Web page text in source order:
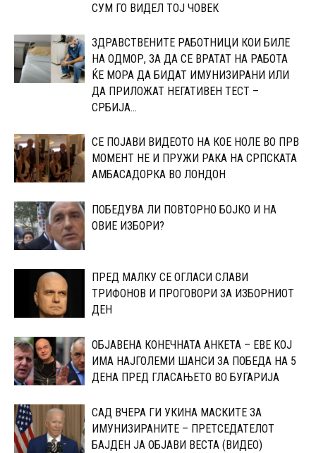
СУМ ГО ВИДЕЛ ТОЈ ЧОВЕК
ЗДРАВСТВЕНИТЕ РАБОТНИЦИ КОИ БИЛЕ
НА ОДМОР, ЗА ДА СЕ ВРАТАТ НА РАБОТА
ЌЕ МОРА ДА БИДАТ ИМУНИЗИРАНИ ИЛИ
ДА ПРИЛОЖАТ НЕГАТИВЕН ТЕСТ –
СРБИЈА...
СЕ ПОЈАВИ ВИДЕОТО НА КОЕ НОЛЕ ВО ПРВ
МОМЕНТ НЕ И ПРУЖИ РАКА НА СРПСКАТА
АМБАСАДОРКА ВО ЛОНДОН
ПОБЕДУВА ЛИ ПОВТОРНО БОЈКО И НА
ОВИЕ ИЗБОРИ?
ПРЕД МАЛКУ СЕ ОГЛАСИ СЛАВИ
ТРИФОНОВ И ПРОГОВОРИ ЗА ИЗБОРНИОТ
ДЕН
ОБЈАВЕНА КОНЕЧНАТА АНКЕТА – ЕВЕ КОЈ
ИМА НАЈГОЛЕМИ ШАНСИ ЗА ПОБЕДА НА 5
ДЕНА ПРЕД ГЛАСАЊЕТО ВО БУГАРИЈА
САД ВЧЕРА ГИ УКИНА МАСКИТЕ ЗА
ИМУНИЗИРАНИТЕ – ПРЕТСЕДАТЕЛОТ
БАЈДЕН ЈА ОБЈАВИ ВЕСТА (ВИДЕО)